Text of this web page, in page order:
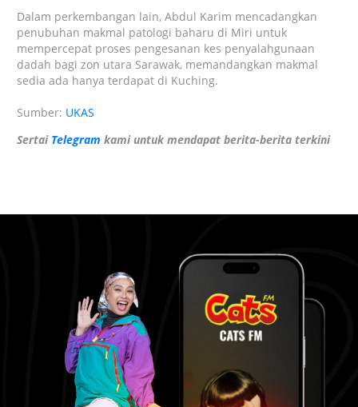
Dalam perkembangan lain, Abdul Karim mencadangkan
penubuhan makmal patologi baharu di Miri untuk
mempercepat proses pengesanan kes penyalahgunaan
dadah bagi zon utara Sarawak, memandangkan makmal
sedia ada hanya terdapat di Kuching.
Sumber: UKAS
Sertai Telegram kami untuk mendapat berita-berita terkini